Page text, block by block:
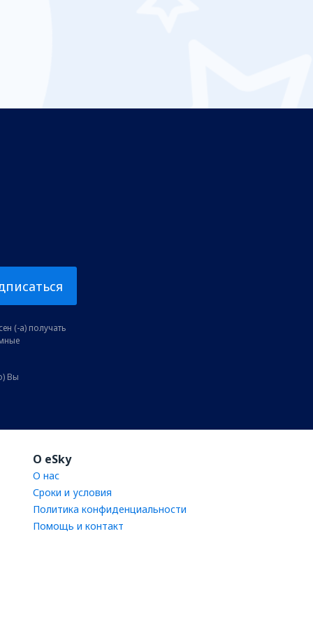
(-а) получать
Вы
O eSky
О нас
Сроки и условия
Политика конфиденциальности
Помощь и контакт